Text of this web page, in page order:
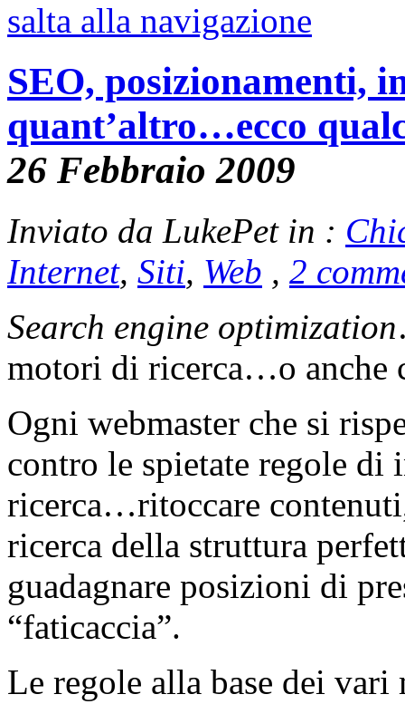
salta alla navigazione
SEO, posizionamenti,
quant’altro…ecco
26 Febbraio 2009
Inviato da LukePet in :
Internet, Siti, Web , 2
Search engine optimization
motori di ricerca…o anche
Ogni webmaster che si
contro le spietate regole
ricerca…ritoccare
ricerca della struttura
guadagnare posizioni di
“faticaccia”.
Le regole alla base dei